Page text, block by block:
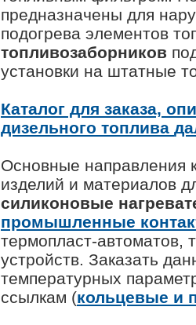
предназначены для
подогрева элементов
топливозаборников
установки на штатные
Каталог для заказа,
дизельного топлива
Основные направления
изделий и материалов
силиконовые
промышленные
термопласт-автоматов,
устройств. Заказать
температурных
ссылкам (кольцевые и